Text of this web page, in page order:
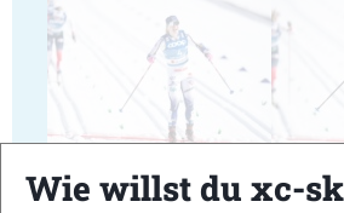
Wie willst du xc-